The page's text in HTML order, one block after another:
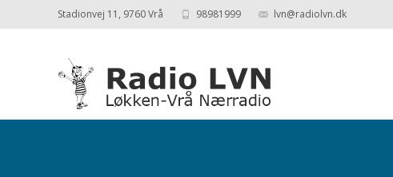
Stadionvej 11, 9760 Vrå 98981999 lvn@radiolvn.dk